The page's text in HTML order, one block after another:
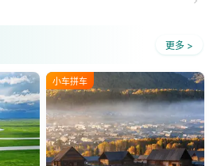
更多 >
小车拼车